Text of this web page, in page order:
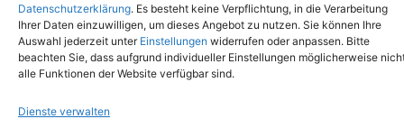
Datenschutzerklärung. Es besteht keine Verpflichtung, in die Verarbeitung
Ihrer Daten einzuwilligen, um dieses Angebot zu nutzen. Sie können Ihre
Auswahl jederzeit unter Einstellungen widerrufen oder anpassen. Bitte
beachten Sie, dass aufgrund individueller Einstellungen möglicherweise
alle Funktionen der Website verfügbar sind.
Dienste verwalten
Copyright © 2024. Alle Rechte vorbehalten.